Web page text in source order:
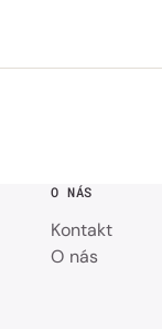
O NÁS
Kontakt
O nás